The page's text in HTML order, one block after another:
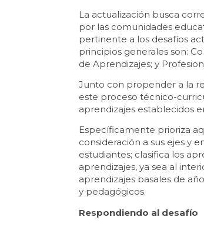
La actualización busca
por las comunidades
pertinente a los desafíos
principios generales son:
de Aprendizajes; y
Junto con propender a la
este proceso técnico-
aprendizajes establecidos
Específicamente prioriza
consideración a sus ejes y
estudiantes; clasifica los
aprendizajes, ya sea al
aprendizajes basales de
y pedagógicos.
Respondiendo al desafío